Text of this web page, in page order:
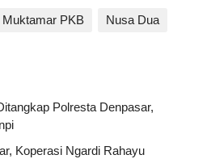
Muktamar PKB Nusa Dua
Polresta Denpasar,
Koperasi Ngardi Rahayu